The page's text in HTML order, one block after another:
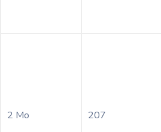
2 Mo 207